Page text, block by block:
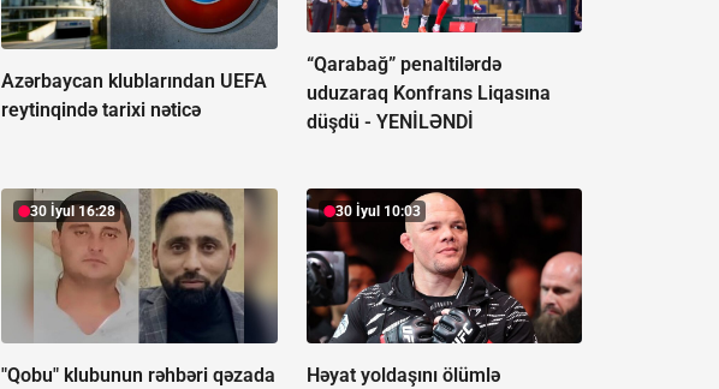
Azərbaycan klublarından UEFA
reytinqində tarixi nəticə
“Qarabağ” penaltilərdə
uduzaraq Konfrans Liqasına
düşdü - YENİLƏNDİ
30 İyul 16:28
"Qobu" klubunun rəhbəri qəzada
30 İyul 10:03
Həyat yoldaşını ölümlə